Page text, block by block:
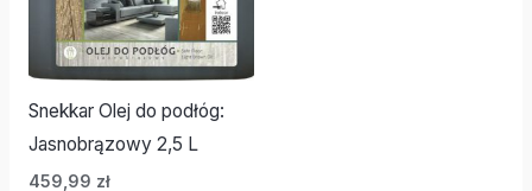
Snekkar Olej do podłóg:
Jasnobrązowy 2,5 L
459,99 zł